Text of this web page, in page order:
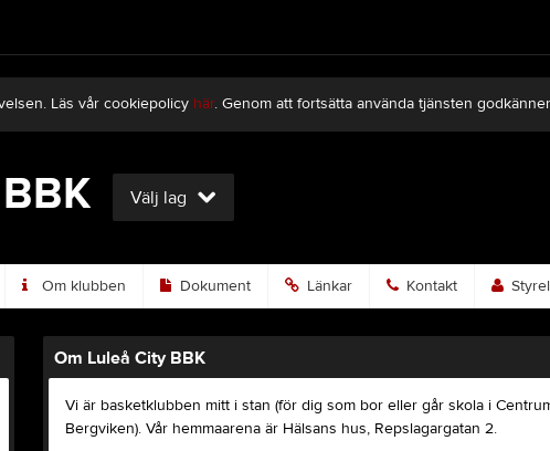
Läs vår cookiepolicy här. Genom att fortsätta använda tjänsten
Välj lag
Om klubben Dokument Länkar Kontakt
Om Luleå City BBK
Vi är basketklubben mitt i stan (för dig som bor eller går skola i
Bergviken). Vår hemmaarena är Hälsans hus, Repslagargatan 2.